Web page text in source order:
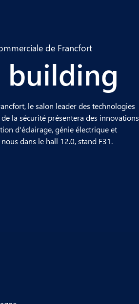
de Francfort
le salon leader des technologies
la sécurité présentera des innovations
d'éclairage, génie électrique et
dans le hall 12.0, stand F31.